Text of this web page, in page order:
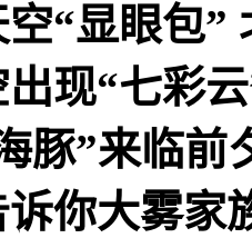
“显眼包”
现“七彩
豚”来临前
你大雾家